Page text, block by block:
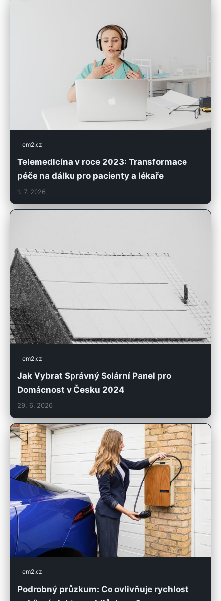
em2.cz
Telemedicína v roce 2023: Transformace
péče na dálku pro pacienty a lékaře
1. 7. 2026
em2.cz
Jak Vybrat Správný Solární Panel pro
Domácnost v Česku 2024
29. 6. 2026
em2.cz
Podrobný průzkum: Co ovlivňuje rychlost